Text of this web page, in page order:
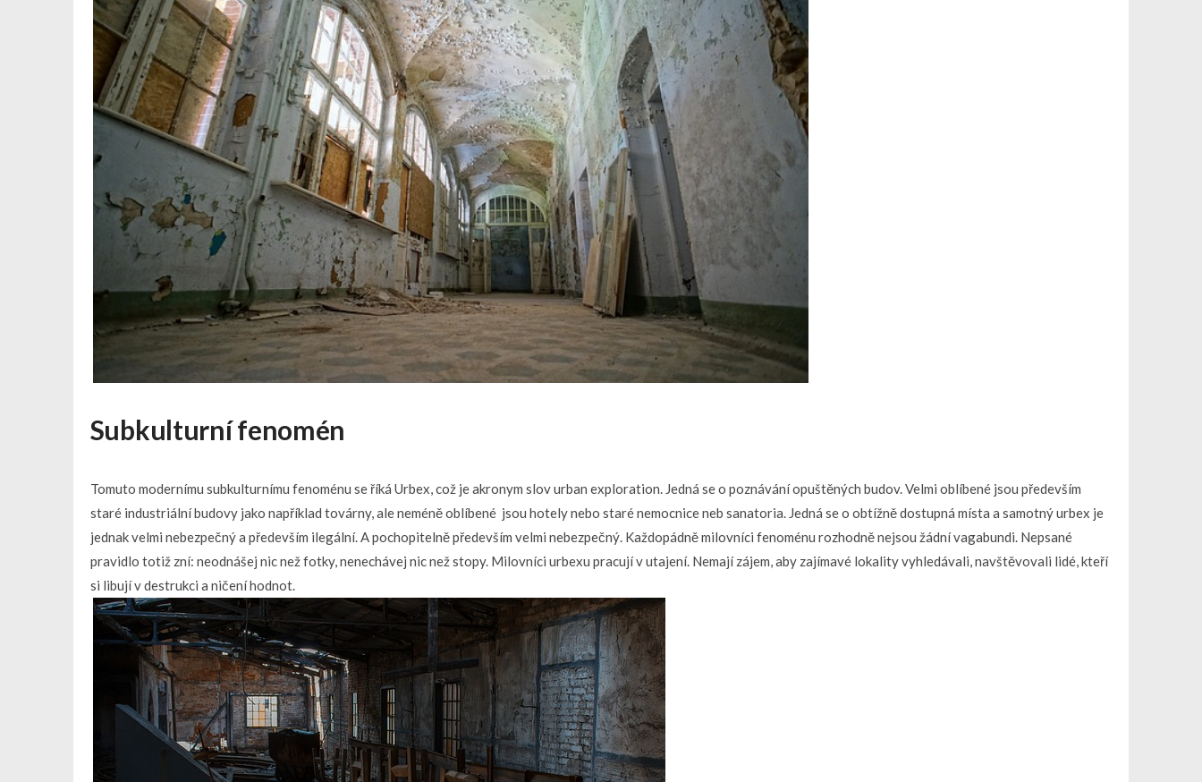
Subkulturní fenomén
Tomuto modernímu subkulturnímu fenoménu se říká Urbex, což je akronym slov urban exploration. Jedná se o poznávání opuštěných budov. Velmi oblíbené jsou především
staré industriální budovy jako například továrny, ale neméně oblíbené jsou hotely nebo staré nemocnice neb sanatoria. Jedná se o obtížně dostupná místa a samotný urbex je
jednak velmi nebezpečný a především ilegální. A pochopitelně především velmi nebezpečný. Každopádně milovníci fenoménu rozhodně nejsou žádní vagabundi. Nepsané
pravidlo totiž zní: neodnášej nic než fotky, nenechávej nic než stopy. Milovníci urbexu pracují v utajení. Nemají zájem, aby zajímavé lokality vyhledávali, navštěvovali lidé, kteří
si libují v destrukci a ničení hodnot.